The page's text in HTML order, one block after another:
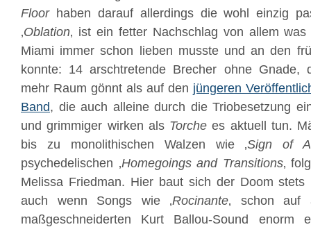
Floorhaben darauf allerdings die wohl einzig
‚Oblation‚ ist ein fetter Nachschlag von allem
Miami immer schon lieben musste und an den
konnte: 14 arschtretende Brecher ohne Gnade,
mehr Raum gönnt als auf den jüngeren
Band, die auch alleine durch die Triobesetzung
und grimmiger wirken als Torche es aktuell tun.
bis zu monolithischen Walzen wie ‚Sign of
psychedelischen ‚Homegoings and Transitions‚
Melissa Friedman. Hier baut sich der Doom
auch wenn Songs wie ‚Rocinante‚ schon auf
maßgeschneiderten Kurt Ballou-Sound enorm